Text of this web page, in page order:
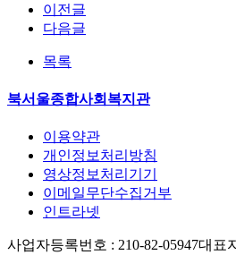
이전글
다음글
목록
북서울종합사회복지관
이용약관
개인정보처리방침
영상정보처리기기
이메일무단수집거부
인트라넷
사업자등록번호 : 210-82-05947대표